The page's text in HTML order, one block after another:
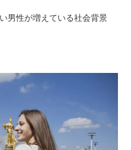
男性が増えている社会背景